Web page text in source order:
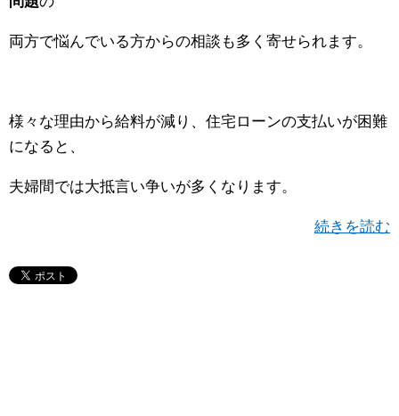
両方で悩んでいる方からの相談も多く寄せられます。
様々な理由から給料が減り、住宅ローンの支払いが困難
になると、
夫婦間では大抵言い争いが多くなります。
続きを読む